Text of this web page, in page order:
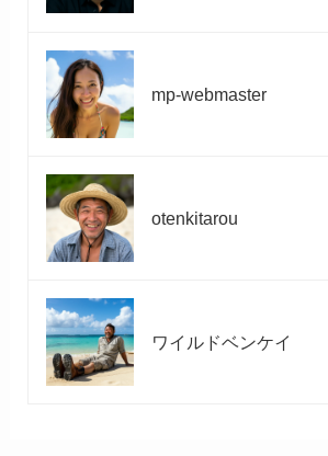
mp-webmaster
otenkitarou
ワイルドベンケイ